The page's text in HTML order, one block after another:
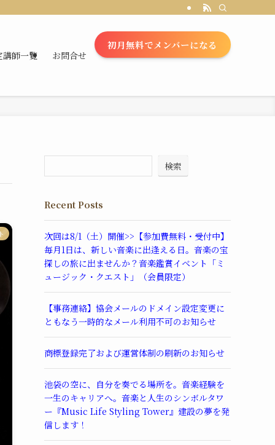
講師一覧 お問合せ
初月無料でメンバーになる
検索
Recent Posts
次回は8/1（土）開催>>【参加費無料・受付中】
毎月1日は、新しい音楽に出逢える日。音楽の宝
探しの旅に出ませんか？音楽鑑賞イベント「ミ
ュージック・クエスト」（会員限定）
【事務連絡】協会メールのドメイン設定変更に
ともなう一時的なメール利用不可のお知らせ
商標登録完了および運営体制の刷新のお知らせ
池袋の空に、自分を奏でる場所を。音楽経験を
一生のキャリアへ。音楽と人生のシンボルタワ
ー『Music Life Styling Tower』建設の夢を発
信します！